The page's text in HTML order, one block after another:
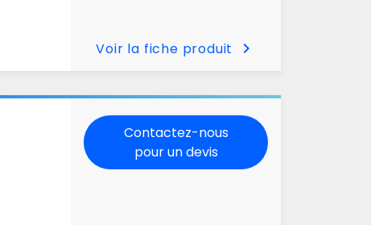
Voir la fiche produit chevron_right
Contactez-nous
pour un devis